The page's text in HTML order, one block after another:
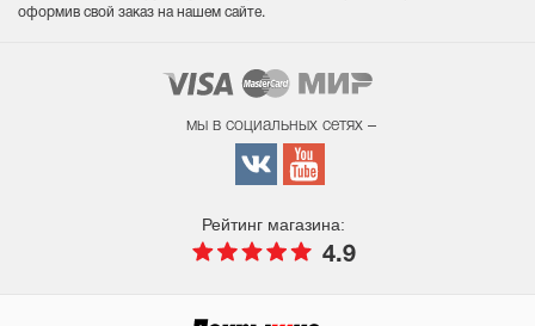
оформив свой заказ на нашем сайте.
мы в социальных сетях –
Рейтинг магазина:
4.9